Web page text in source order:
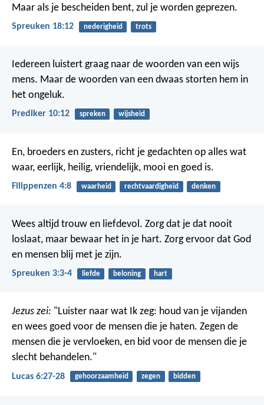
Maar als je bescheiden bent, zul je worden geprezen.
Spreuken 18:12 nederigheid trots
Iedereen luistert graag naar de woorden van een wijs
mens. Maar de woorden van een dwaas storten hem in
het ongeluk.
Prediker 10:12 spreken wijsheid
En, broeders en zusters, richt je gedachten op alles wat
waar, eerlijk, heilig, vriendelijk, mooi en goed is.
Filippenzen 4:8 waarheid rechtvaardigheid denken
Wees altijd trouw en liefdevol. Zorg dat je dat nooit
loslaat, maar bewaar het in je hart. Zorg ervoor dat God
en mensen blij met je zijn.
Spreuken 3:3-4 liefde beloning hart
Jezus zei: "Luister naar wat Ik zeg: houd van je vijanden
en wees goed voor de mensen die je haten. Zegen de
mensen die je vervloeken, en bid voor de mensen die je
slecht behandelen."
Lucas 6:27-28 gehoorzaamheid zegen bidden